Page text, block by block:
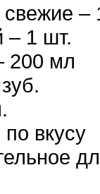
–
– 1 шт.
200 мл
вкусу